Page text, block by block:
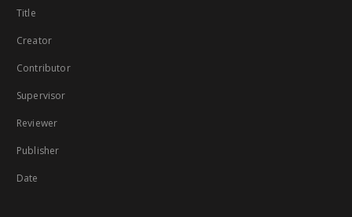
Title
Creator
Contributor
Supervisor
Reviewer
Publisher
Date